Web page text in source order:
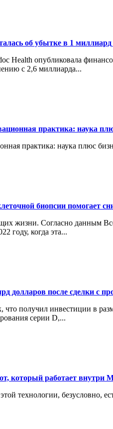
об убытке в 1 миллиард
Health опубликовала
с 2,6 миллиарда...
практика: наука
практика: наука плюс
биопсии помогает
жизни. Согласно данным
году, когда эта...
долларов после сделки с
получил инвестиции в
серии D,...
который работает внутри
технологии, безусловно,